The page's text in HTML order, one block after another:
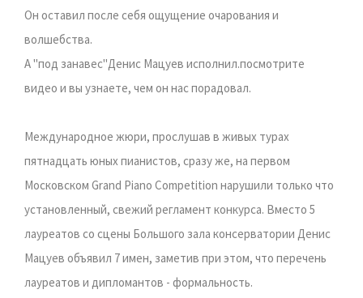
Он оставил после себя ощущение очарования и
волшебства.
А "под занавес"Денис Мацуев исполнил.посмотрите
видео и вы узнаете, чем он нас порадовал.
Международное жюри, прослушав в живых турах
пятнадцать юных пианистов, сразу же, на первом
Московском Grand Рiano Competition нарушили только что
установленный, свежий регламент конкурса. Вместо 5
лауреатов со сцены Большого зала консерватории Денис
Мацуев объявил 7 имен, заметив при этом, что перечень
лауреатов и дипломантов - формальность.